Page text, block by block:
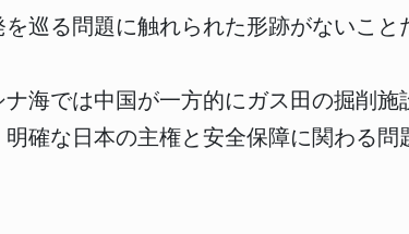
巡る問題に触れられた形跡がないこと
海では中国が一方的にガス田の掘削施
確な日本の主権と安全保障に関わる問